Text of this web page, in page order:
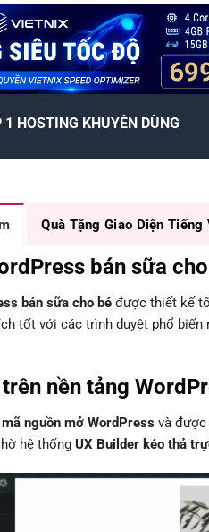
1 HOSTING KHUYÊN DÙNG
Quà Tặng Giao Diện Tiếng
bán sữa
bán sữa cho bé được thiết kế
tốt với các trình duyệt phổ biến
nền tảng
mã nguồn mở WordPress và
hệ thống UX Builder kéo thả